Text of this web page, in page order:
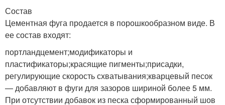
Состав
Цементная фуга продается в порошкообразном виде. В
ее состав входят:
портландцемент;модификаторы и
пластификаторы;красящие пигменты;присадки,
регулирующие скорость схватывания;кварцевый песок
— добавляют в фуги для зазоров шириной более 5 мм.
При отсутствии добавок из песка сформированный шов